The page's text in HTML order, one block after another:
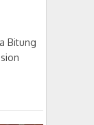
Bitung